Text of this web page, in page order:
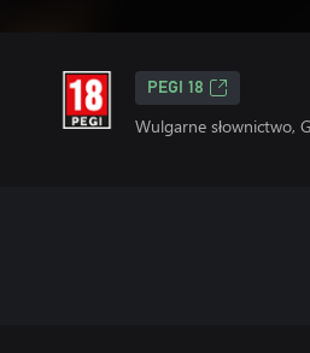
PEGI 18
Wulgarne słownictwo,